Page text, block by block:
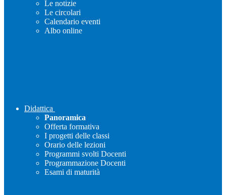
Le notizie
Le circolari
Calendario eventi
Albo online
Didattica
Panoramica
Offerta formativa
I progetti delle classi
Orario delle lezioni
Programmi svolti Docenti
Programmazione Docenti
Esami di maturità